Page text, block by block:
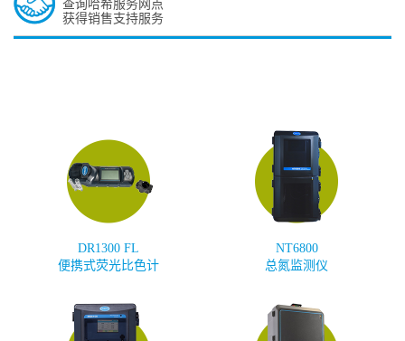
查询哈希服务网点
获得销售支持服务
DR1300 FL
便携式荧光比色计
NT6800
总氮监测仪